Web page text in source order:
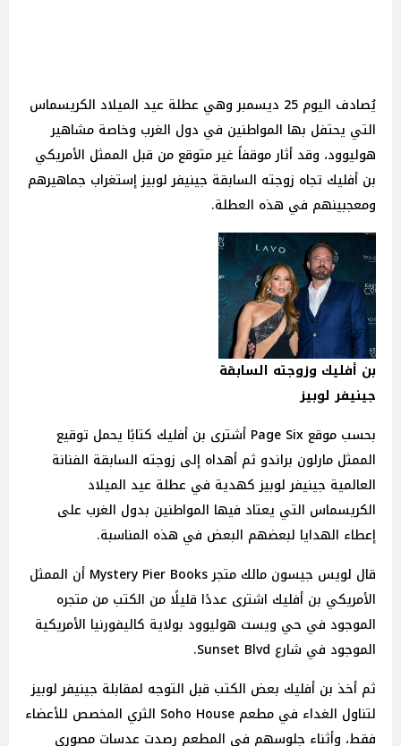
يُصادف اليوم 25 ديسمبر وهي عطلة عيد الميلاد الكريسماس
التي يحتفل بها المواطنين في دول الغرب وخاصة مشاهير
هوليوود، وقد أثار موقفاً غير متوقع من قبل الممثل الأمريكي
بن أفليك تجاه زوجته السابقة جينيفر لوبيز إستغراب جماهيرهم
ومعجبينهم في هذه العطلة.
بن أفليك وزوجته السابقة
جينيفر لوبيز
بحسب موقع Page Six أشترى بن أفليك كتابًا يحمل توقيع
الممثل مارلون براندو ثم أهداه إلى زوجته السابقة الفنانة
العالمية جينيفر لوبيز كهدية في عطلة عيد الميلاد
الكريسماس التي يعتاد فيها المواطنين بدول الغرب على
إعطاء الهدايا لبعضهم البعض في هذه المناسبة.
قال لويس جيسون مالك متجر Mystery Pier Books أن الممثل
الأمريكي بن أفليك اشترى عددًا قليلًا من الكتب من متجره
الموجود في حي ويست هوليوود بولاية كاليفورنيا الأمريكية
الموجود في شارع Sunset Blvd.
ثم أخذ بن أفليك بعض الكتب قبل التوجه لمقابلة جينيفر لوبيز
لتناول الغداء في مطعم Soho House الثري المخصص للأعضاء
فقط، وأثناء جلوسهم في المطعم رصدت عدسات مصوري